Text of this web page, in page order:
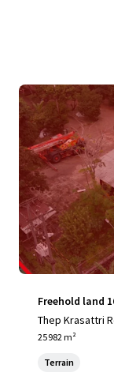
Freehold land
Thep Krasattri
25 982 m²
Terrain